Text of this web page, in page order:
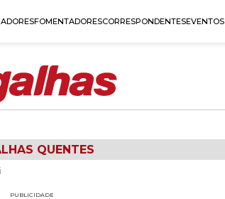
FOMENTADORESCORRESPONDENTESEVENTOS
QUENTES
PUBLICIDADE